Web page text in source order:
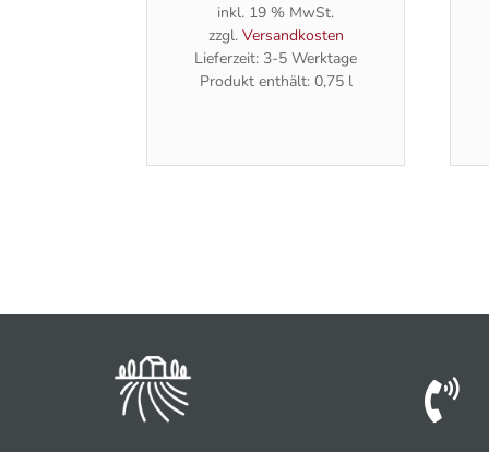
inkl. 19 % MwSt.
zzgl. Versandkosten
Lieferzeit: 3-5 Werktage
Produkt enthält: 0,75 l
